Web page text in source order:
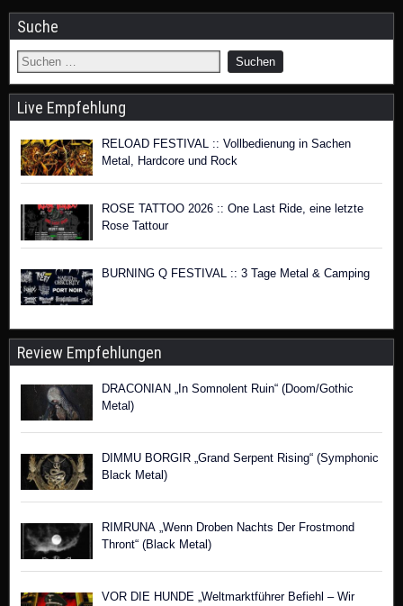
Suche
Live Empfehlung
RELOAD FESTIVAL :: Vollbedienung in Sachen
Metal, Hardcore und Rock
ROSE TATTOO 2026 :: One Last Ride, eine letzte
Rose Tattour
BURNING Q FESTIVAL :: 3 Tage Metal & Camping
Review Empfehlungen
DRACONIAN „In Somnolent Ruin“ (Doom/Gothic
Metal)
DIMMU BORGIR „Grand Serpent Rising“ (Symphonic
Black Metal)
RIMRUNA „Wenn Droben Nachts Der Frostmond
Thront“ (Black Metal)
VOR DIE HUNDE „Weltmarktführer Befiehl – Wir